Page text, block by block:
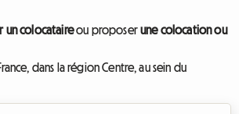
un colocataireou proposerune colocation ou
dans la région Centre, au sein du